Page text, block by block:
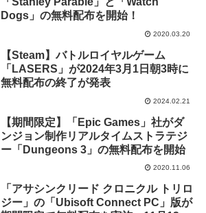
Dogs」の無料配布を開始！
2020.03.20
【Steam】バトルロイヤルゲーム
「LASERS」が2024年3月1日朝3時に
無料配布の終了が発表
2024.02.21
【期間限定】「Epic Games」社がダ
ンジョン制作リアルタイムストラテジ
ー「Dungeons 3」の無料配布を開始
2020.11.06
「アサシンクリード クロニクル トリロ
ジー」の「Ubisoft Connect PC」版が